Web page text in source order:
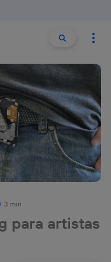
Buscar
3 min
para artistas